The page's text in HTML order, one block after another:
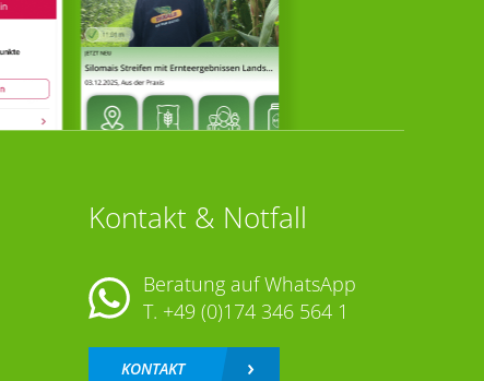
Kontakt & Notfall
Beratung auf WhatsApp
T. +49 (0)174 346 564 1
KONTAKT